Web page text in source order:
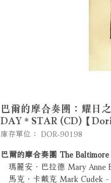
巴爾的摩合奏團：耀日
DAY * STAR (CD)【
庫存單位： DOR-90198
巴爾的摩合奏團 The
瑪麗安．巴拉德 Mary Anne
馬克．卡戴克 Mark Cudek